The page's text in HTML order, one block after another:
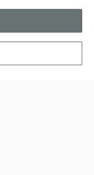
высшем уровне.